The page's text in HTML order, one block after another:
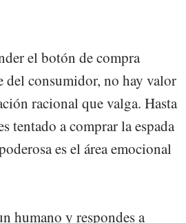
el botón de compra
del consumidor, no hay valor
racional que valga. Hasta
tentado a comprar la espada
es el área emocional
humano y respondes a